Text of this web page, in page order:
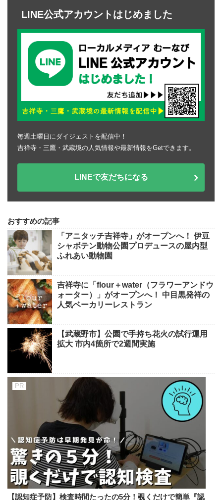
LINE公式アカウントはじめました
毎週土曜日にダイジェストを配信中！
吉祥寺・三鷹・武蔵境の人気情報や最新情報をGetできます。
LINEで友だちになる
おすすめの記事
「アニタッチ吉祥寺」がオープンへ！ 伊豆
シャボテン動物公園プロデュースの屋内型
ふれあい動物園
吉祥寺に「flour＋water（フラワーアンドウ
ォーター）」がオープンへ！ 中目黒発祥の
人気ベーカリーレストラン
【武蔵野市】公園で手持ち花火の試行運用
拡大 市内4箇所で2週間実施
【認知症予防】検査時間たったの5分！覗くだけで簡単『認